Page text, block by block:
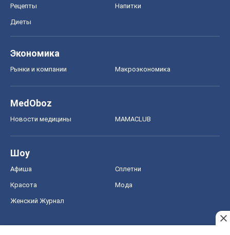
Рецепты Напитки
Диеты
Экономика
Рынки и компании Mакроэкономика
MedOboz
Новости медицины MAMACLUB
Шоу
Афиша Сплетни
Красота Мода
Женский Журнал